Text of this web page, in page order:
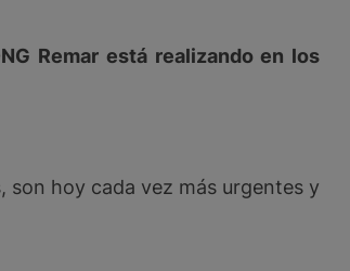
Remar está realizando en los
son hoy cada vez más urgentes y